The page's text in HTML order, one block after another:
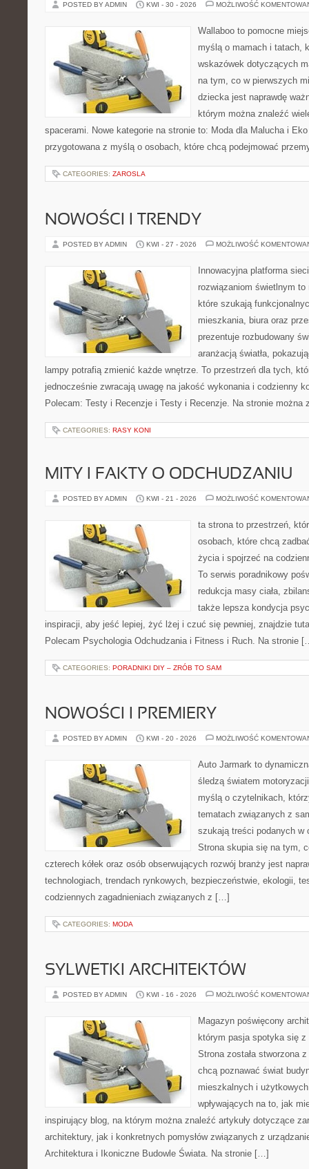
POSTED BY ADMIN KWI - 30 - 2026 MOŻLIWOŚĆ
Wallaboo to pomocne
myślą o mamach i tatach,
wskazówek dotyczących
na tym, co w pierwszych
dziecka jest naprawdę
którym można znaleźć
spacerami. Nowe kategorie na stronie to: Moda dla Malucha i
przygotowana z myślą o osobach, które chcą podejmować
CATEGORIES: ZAROSLA
NOWOŚCI I TRENDY
POSTED BY ADMIN KWI - 27 - 2026 MOŻLIWOŚĆ
Innowacyjna platforma
rozwiązaniom świetlnym
które szukają
mieszkania, biura oraz
prezentuje rozbudowany
aranżacją światła,
lampy potrafią zmienić każde wnętrze. To przestrzeń dla tych,
jednocześnie zwracają uwagę na jakość wykonania i codzienny
Polecam: Testy i Recenzje i Testy i Recenzje. Na stronie
CATEGORIES: RASY KONI
MITY I FAKTY O ODCHUDZANIU
POSTED BY ADMIN KWI - 21 - 2026 MOŻLIWOŚĆ
ta strona to przestrzeń,
osobach, które chcą
życia i spojrzeć na
To serwis poradnikowy
redukcja masy ciała,
także lepsza kondycja
inspiracji, aby jeść lepiej, żyć lżej i czuć się pewniej, znajdzie
Polecam Psychologia Odchudzania i Fitness i Ruch. Na stronie
CATEGORIES: PORADNIKI DIY – ZRÓB TO SAM
NOWOŚCI I PREMIERY
POSTED BY ADMIN KWI - 20 - 2026 MOŻLIWOŚĆ
Auto Jarmark to
śledzą światem
myślą o czytelnikach,
tematach związanych z
szukają treści podanych
Strona skupia się na tym,
czterech kółek oraz osób obserwujących rozwój branży jest
technologiach, trendach rynkowych, bezpieczeństwie, ekologii,
codziennych zagadnieniach związanych z […]
CATEGORIES: MODA
SYLWETKI ARCHITEKTÓW
POSTED BY ADMIN KWI - 16 - 2026 MOŻLIWOŚĆ
Magazyn poświęcony
którym pasja spotyka się
Strona została stworzona
chcą poznawać świat
mieszkalnych i
wpływających na to, jak
inspirujący blog, na którym można znaleźć artykuły dotyczące
architektury, jak i konkretnych pomysłów związanych z
Architektura i Ikoniczne Budowle Świata. Na stronie […]